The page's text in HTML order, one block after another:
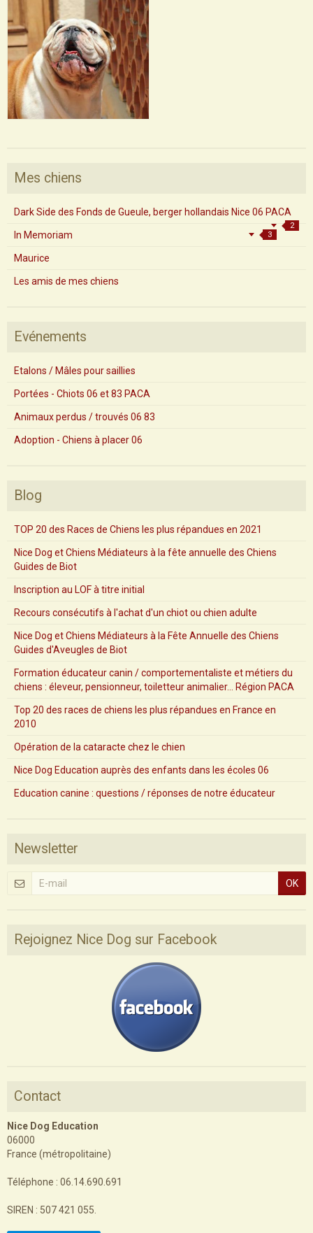
Mes chiens
Dark Side des Fonds de Gueule, berger hollandais Nice 06 PACA
2
In Memoriam 3
Maurice
Les amis de mes chiens
Evénements
Etalons / Mâles pour saillies
Portées - Chiots 06 et 83 PACA
Animaux perdus / trouvés 06 83
Adoption - Chiens à placer 06
Blog
TOP 20 des Races de Chiens les plus répandues en 2021
Nice Dog et Chiens Médiateurs à la fête annuelle des Chiens
Guides de Biot
Inscription au LOF à titre initial
Recours consécutifs à l'achat d'un chiot ou chien adulte
Nice Dog et Chiens Médiateurs à la Fête Annuelle des Chiens
Guides d'Aveugles de Biot
Formation éducateur canin / comportementaliste et métiers du
chiens : éleveur, pensionneur, toiletteur animalier... Région PACA
Top 20 des races de chiens les plus répandues en France en
2010
Opération de la cataracte chez le chien
Nice Dog Education auprès des enfants dans les écoles 06
Education canine : questions / réponses de notre éducateur
Newsletter
OK
Rejoignez Nice Dog sur Facebook
Contact
Nice Dog Education
06000
France (métropolitaine)
Téléphone : 06.14.690.691
SIREN : 507 421 055.